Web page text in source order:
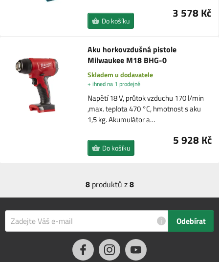
3 578 Kč
Do košíku
Aku horkovzdušná pistole
Milwaukee M18 BHG-0
Skladem u dodavatele
+ ihned na 1 prodejně
Napětí 18 V, průtok vzduchu 170 l/min
,max. teplota 470 °C, hmotnost s aku
1,5 kg. Akumulátor a…
5 928 Kč
Do košíku
8produktů z8
i Odebírat